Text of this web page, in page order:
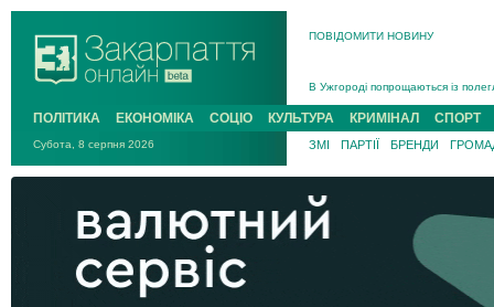
ПОВІДОМИТИ НОВИНУ
В Ужгороді попрощаються із
В Ужгороді 5 серпня
Підтвердили загибель
На війні з рф поліг військовий з
На Хустщині внаслідок ДТП за
Інструктора районного ТЦК на
ПОЛІТИКА ЕКОНОМІКА СОЦІО КУЛЬТУРА КРИМІНАЛ СПОРТ
Субота, 8 серпня 2026 ЗМІ ПАРТІЇ БРЕНДИ